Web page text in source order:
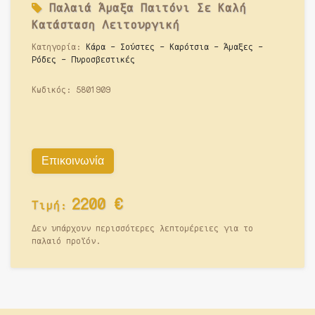
Παλαιά Άμαξα Παιτόνι Σε Καλή
Κατάσταση Λειτουργική
Κατηγορία: Κάρα - Σούστες - Καρότσια - Άμαξες -
Ρόδες - Πυροσβεστικές
Κωδικός: 5801909
Επικοινωνία
Τιμή: 2200€
Δεν υπάρχουν περισσότερες λεπτομέρειες για το
παλαιό προϊόν.